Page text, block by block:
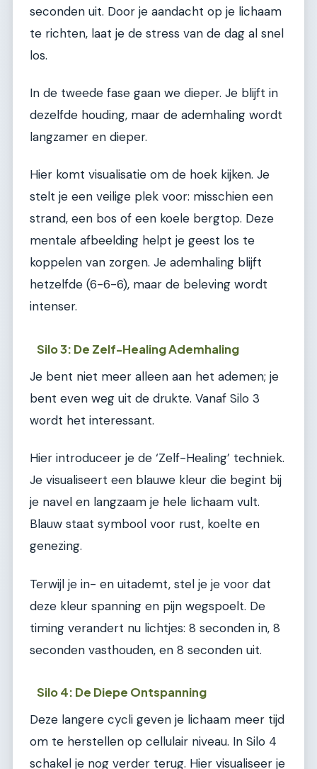
seconden uit. Door je aandacht op je lichaam
te richten, laat je de stress van de dag al snel
los.
In de tweede fase gaan we dieper. Je blijft in
dezelfde houding, maar de ademhaling wordt
langzamer en dieper.
Hier komt visualisatie om de hoek kijken. Je
stelt je een veilige plek voor: misschien een
strand, een bos of een koele bergtop. Deze
mentale afbeelding helpt je geest los te
koppelen van zorgen. Je ademhaling blijft
hetzelfde (6-6-6), maar de beleving wordt
intenser.
Silo 3: De Zelf-Healing Ademhaling
Je bent niet meer alleen aan het ademen; je
bent even weg uit de drukte. Vanaf Silo 3
wordt het interessant.
Hier introduceer je de ‘Zelf-Healing’ techniek.
Je visualiseert een blauwe kleur die begint bij
je navel en langzaam je hele lichaam vult.
Blauw staat symbool voor rust, koelte en
genezing.
Terwijl je in- en uitademt, stel je je voor dat
deze kleur spanning en pijn wegspoelt. De
timing verandert nu lichtjes: 8 seconden in, 8
seconden vasthouden, en 8 seconden uit.
Silo 4: De Diepe Ontspanning
Deze langere cycli geven je lichaam meer tijd
om te herstellen op cellulair niveau. In Silo 4
schakel je nog verder terug. Hier visualiseer je